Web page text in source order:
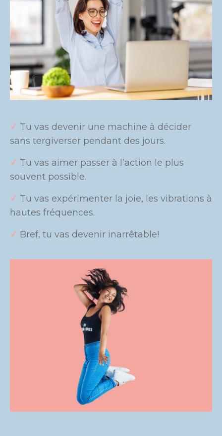
✓ Tu vas devenir une machine à décider
sans tergiverser pendant des jours.
✓ Tu vas aimer passer à l’action le plus
souvent possible.
✓ Tu vas expérimenter la joie, les vibrations à
hautes fréquences.
✓ Bref, tu vas devenir inarrêtable!